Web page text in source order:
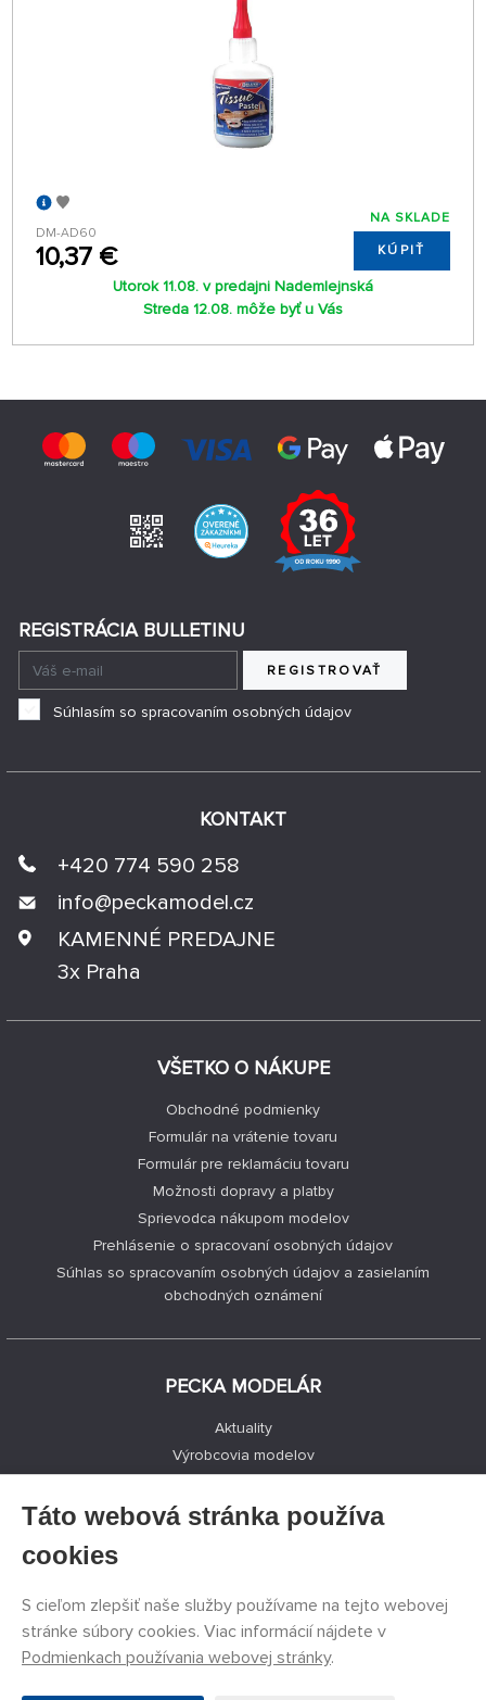
DM-AD60
10,37 €
NA SKLADE
KÚPIŤ
Utorok 11.08. v predajni Nademlejnská
Streda 12.08. môže byť u Vás
VŠETKO O NÁKUPE
Obchodné podmienky
Formulár na vrátenie tovaru
Formulár pre reklamáciu tovaru
Možnosti dopravy a platby
Sprievodca nákupom modelov
Prehlásenie o spracovaní osobných údajov
Súhlas so spracovaním osobných údajov a zasielaním
obchodných oznámení
PECKA MODELÁR
Aktuality
Výrobcovia modelov
Kontakty
Facebook
KONTAKT
+420 774 590 258
info@peckamodel.cz
KAMENNÉ PREDAJNE
3x Praha
REGISTRÁCIA BULLETINU
REGISTROVAŤ
Súhlasím so spracovaním osobných údajov
Táto webová stránka používa
cookies
S cieľom zlepšiť naše služby používame na tejto webovej
stránke súbory cookies. Viac informácií nájdete v
Podmienkach používania webovej stránky.